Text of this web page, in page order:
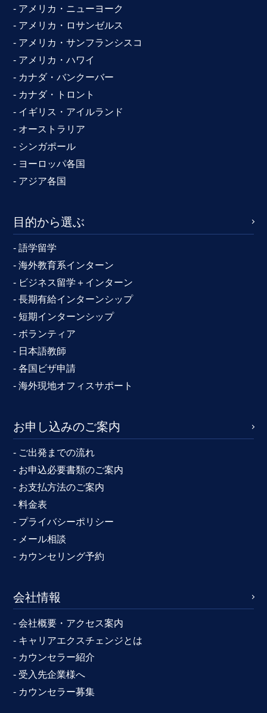
- アメリカ・ニューヨーク
- アメリカ・ロサンゼルス
- アメリカ・サンフランシスコ
- アメリカ・ハワイ
- カナダ・バンクーバー
- カナダ・トロント
- イギリス・アイルランド
- オーストラリア
- シンガポール
- ヨーロッパ各国
- アジア各国
目的から選ぶ
- 語学留学
- 海外教育系インターン
- ビジネス留学＋インターン
- 長期有給インターンシップ
- 短期インターンシップ
- ボランティア
- 日本語教師
- 各国ビザ申請
- 海外現地オフィスサポート
お申し込みのご案内
- ご出発までの流れ
- お申込必要書類のご案内
- お支払方法のご案内
- 料金表
- プライバシーポリシー
- メール相談
- カウンセリング予約
会社情報
- 会社概要・アクセス案内
- キャリアエクスチェンジとは
- カウンセラー紹介
- 受入先企業様へ
- カウンセラー募集